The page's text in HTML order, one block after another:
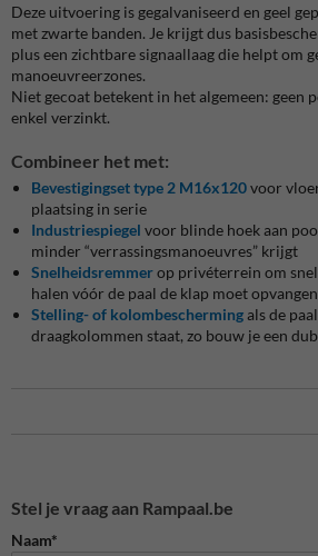
Deze uitvoering is gegalvaniseerd en geel
met zwarte banden. Je krijgt dus
plus een zichtbare signaallaag die helpt om
manoeuvreerzones.
Niet gecoat betekent in het algemeen: geen
enkel verzinkt.
Combineer het met:
Bevestigingset type 2 M16x120voor
plaatsing in serie
Industriespiegel voor blinde hoek aan
minder “verrassingsmanoeuvres” krijgt
Snelheidsremmerop privéterrein om
halen vóór de paal de klap moet opvangen
Stelling- of kolombeschermingals de
draagkolommen staat, zo bouw je een
Stel je vraag aan Rampaal.be
Naam*